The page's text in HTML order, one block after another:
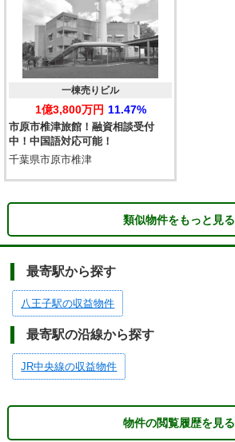
市原市椎津旅館！融資相談受付
中！中国語対応可能！
一棟売りビル
1億3,800万円 11.47%
千葉県市原市椎津
類似物件をもっと見る
最寄駅から探す
八王子駅の収益物件
最寄駅の沿線から探す
JR中央線の収益物件
物件の閲覧履歴を見る